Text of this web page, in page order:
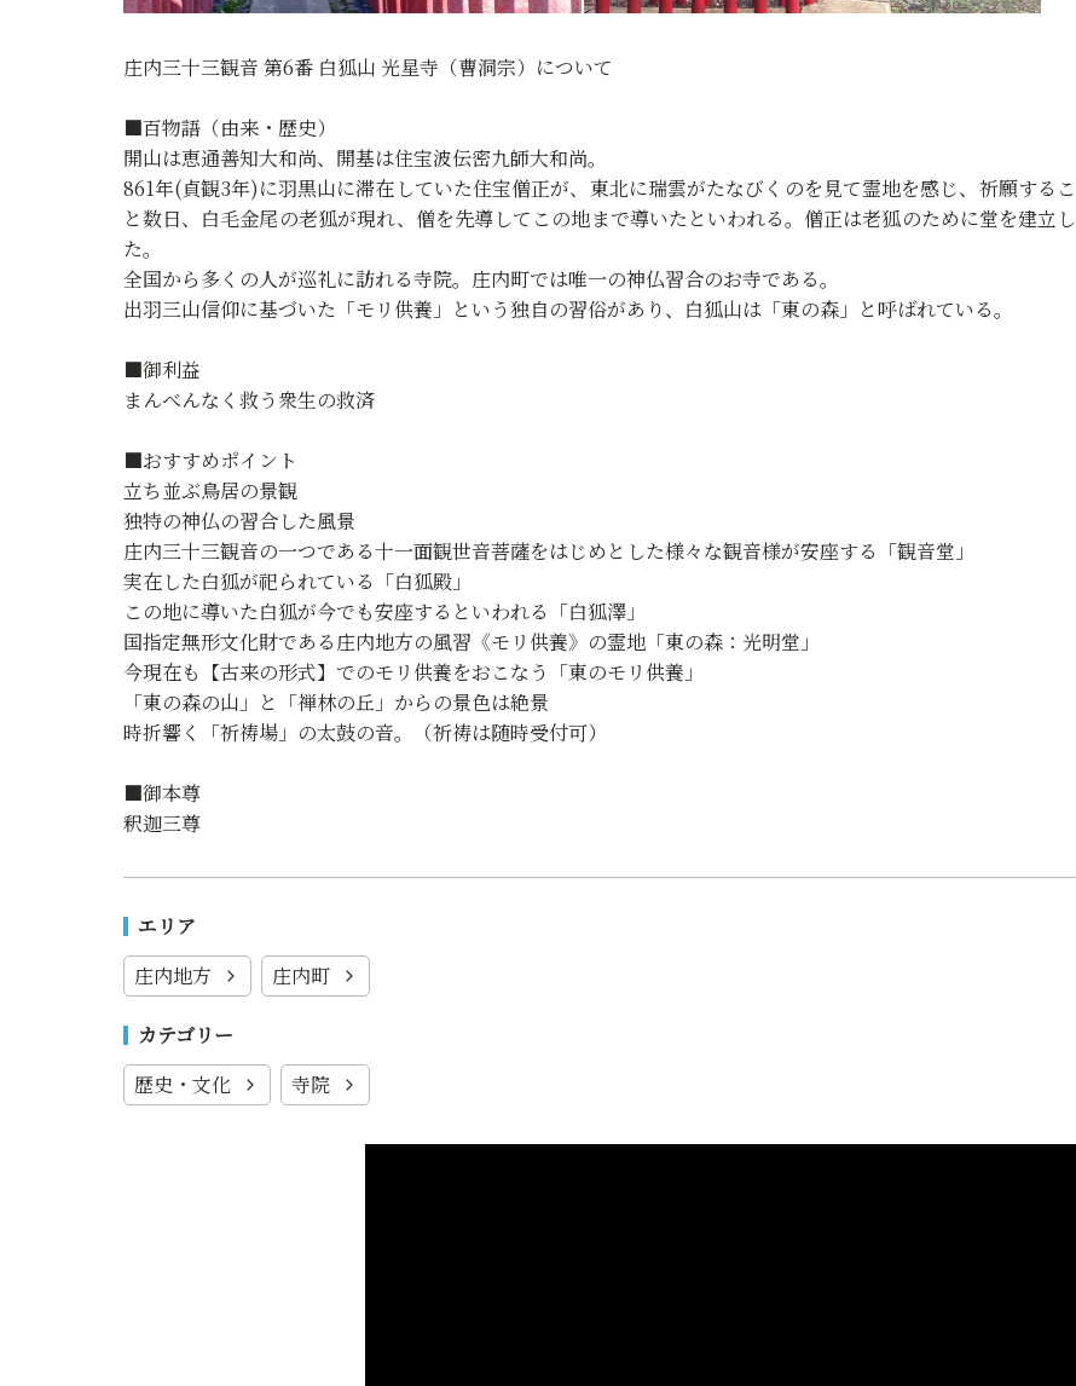
庄内三十三観音 第6番 白狐山 光星寺（曹洞宗）について
■百物語（由来・歴史）
開山は恵通善知大和尚、開基は住宝波伝密九師大和尚。
861年(貞観3年)に羽黒山に滞在していた住宝僧正が、東北に瑞雲がたなびくのを見て霊地を感じ、祈願するこ
と数日、白毛金尾の老狐が現れ、僧を先導してこの地まで導いたといわれる。僧正は老狐のために堂を建立し
た。
全国から多くの人が巡礼に訪れる寺院。庄内町では唯一の神仏習合のお寺である。
出羽三山信仰に基づいた「モリ供養」という独自の習俗があり、白狐山は「東の森」と呼ばれている。
■御利益
まんべんなく救う衆生の救済
■おすすめポイント
立ち並ぶ鳥居の景観
独特の神仏の習合した風景
庄内三十三観音の一つである十一面観世音菩薩をはじめとした様々な観音様が安座する「観音堂」
実在した白狐が祀られている「白狐殿」
この地に導いた白狐が今でも安座するといわれる「白狐澤」
国指定無形文化財である庄内地方の風習《モリ供養》の霊地「東の森：光明堂」
今現在も【古来の形式】でのモリ供養をおこなう「東のモリ供養」
「東の森の山」と「禅林の丘」からの景色は絶景
時折響く「祈祷場」の太鼓の音。（祈祷は随時受付可）
■御本尊
釈迦三尊
エリア
庄内地方
庄内町
カテゴリー
歴史・文化
寺院